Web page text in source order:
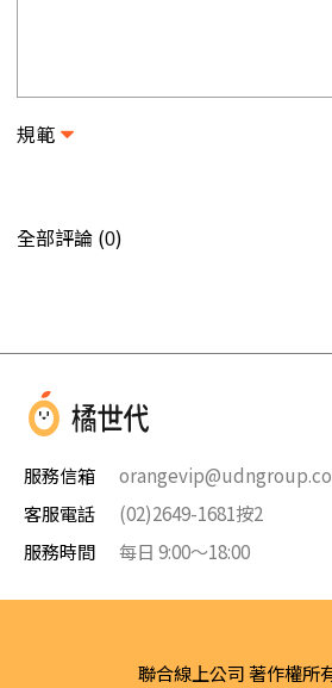
規範
全部評論 (0)
服務信箱
客服電話
(02)2649-1681按2
服務時間
每日 9:00～18:00
聯合線上公司 著作權所